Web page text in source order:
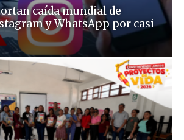
caída mundial de
y WhatsApp por casi